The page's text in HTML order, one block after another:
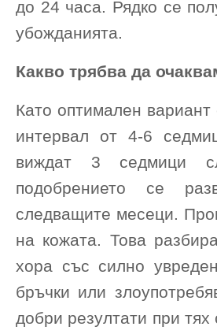
до 24 часа. Рядко се
убожданията.
Какво трябва да
Като оптимален
интервал от 4-6
виждат 3 седмици
подобрението се
следващите месеци.
на кожата. Това
хора със силно
бръчки или
добри резултати при